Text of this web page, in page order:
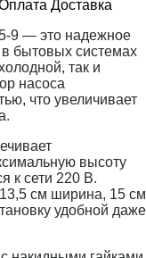
Доставка
9 — это надежное
бытовых системах
так и
насоса
что увеличивает
высоту
к сети 220 В.
см ширина, 15 см
удобной даже